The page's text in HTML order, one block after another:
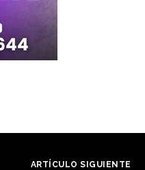
ARTÍCULO SIGUIENTE